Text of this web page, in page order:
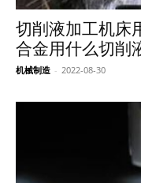
切削液加工机床
合金用什么切削
机械制造 - 2022-08-30